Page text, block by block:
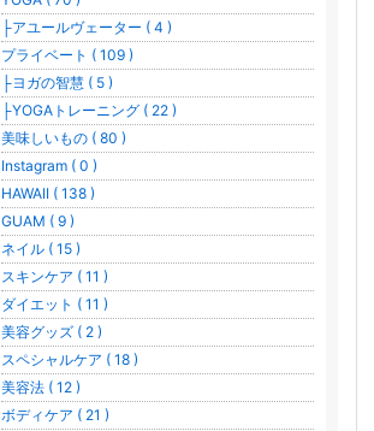
├アユールヴェーター ( 4 )
プライベート ( 109 )
├ヨガの智慧 ( 5 )
├YOGAトレーニング ( 22 )
美味しいもの ( 80 )
Instagram ( 0 )
HAWAII ( 138 )
GUAM ( 9 )
ネイル ( 15 )
スキンケア ( 11 )
ダイエット ( 11 )
美容グッズ ( 2 )
スペシャルケア ( 18 )
美容法 ( 12 )
ボディケア ( 21 )